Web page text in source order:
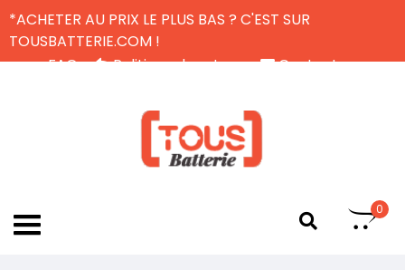
*ACHETER AU PRIX LE PLUS BAS ? C'EST SUR
TOUSBATTERIE.COM !
FAQ
Politique de retour
Contactez-nous
0